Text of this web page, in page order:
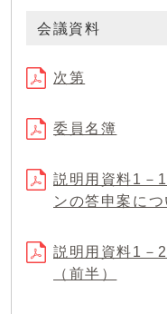
会議資料
次第
委員名簿
説明用資料1－
ンの答申案に
説明用資料1－
（前半）